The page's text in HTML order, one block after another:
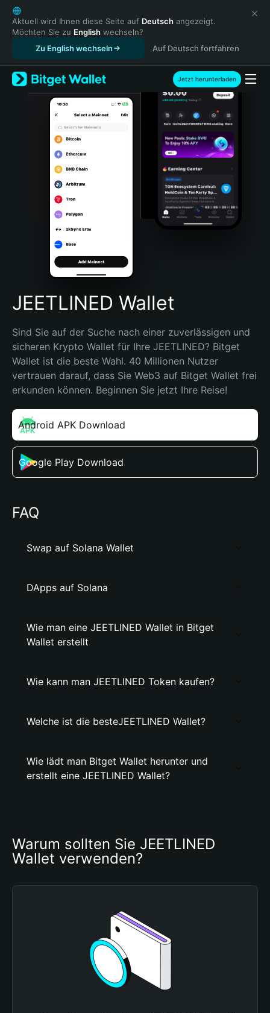
English
日本語
Tiếng Việt
Русский
Español (Latinoamérica)
Türkçe
Italiano
Português (Portugal)
Bahasa Indonesia
Português (Brasil)
Español (Argentina)
Aktuell wird Ihnen diese Seite auf Deutsch angezeigt.
Möchten Sie zu English wechseln?
Zu English wechseln
Auf Deutsch fortfahren
Jetzt herunterladen
JEETLINED Wallet
Sind Sie auf der Suche nach einer zuverlässigen und
sicheren Krypto Wallet für Ihre JEETLINED? Bitget
Wallet ist die beste Wahl. 40 Millionen Nutzer
vertrauen darauf, dass Sie Web3 auf Bitget Wallet frei
erkunden können. Beginnen Sie jetzt Ihre Reise!
Android APK Download
Google Play Download
FAQ
Swap auf Solana Wallet
DApps auf Solana
Wie man eine JEETLINED Wallet in Bitget
Wallet erstellt
Wie kann man JEETLINED Token kaufen?
Welche ist die besteJEETLINED Wallet?
Wie lädt man Bitget Wallet herunter und
erstellt eine JEETLINED Wallet?
Warum sollten Sie JEETLINED
Wallet verwenden?